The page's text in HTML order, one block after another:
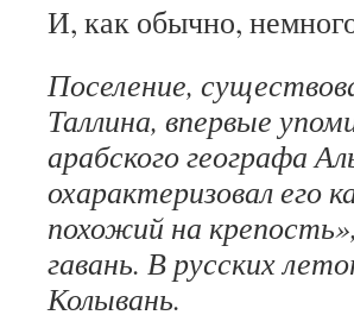
И, как обычно,
Поселение,
Таллина, впервые
арабского географа
охарактеризовал его
похожий на
гавань. В русских
Колывань.